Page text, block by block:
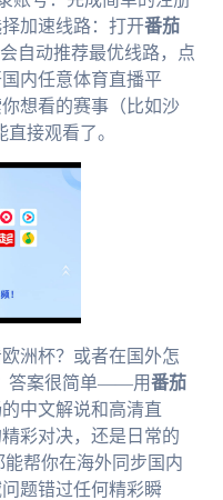
加速线路：打开番茄
自动推荐最优线路，点
内任意体育直播平
想看的赛事（比如沙
接观看了。
洲杯？或者在国外怎
答案很简单——用番茄
中文解说和高清直
彩对决，还是日常的
能帮你在海外同步国内
题错过任何精彩瞬